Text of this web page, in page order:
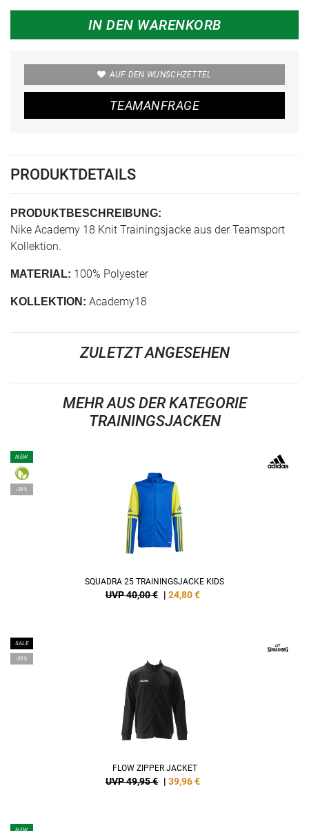
IN DEN WARENKORB
AUF DEN WUNSCHZETTEL
TEAMANFRAGE
PRODUKTDETAILS
PRODUKTBESCHREIBUNG:
Nike Academy 18 Knit Trainingsjacke aus der Teamsport
Kollektion.
MATERIAL: 100% Polyester
KOLLEKTION: Academy18
ZULETZT ANGESEHEN
MEHR AUS DER KATEGORIE
TRAININGSJACKEN
NEW
-38%
SQUADRA 25 TRAININGSJACKE KIDS
UVP 40,00 € | 24,80€
SALE
-20%
FLOW ZIPPER JACKET
UVP 49,95 € | 39,96€
NEW